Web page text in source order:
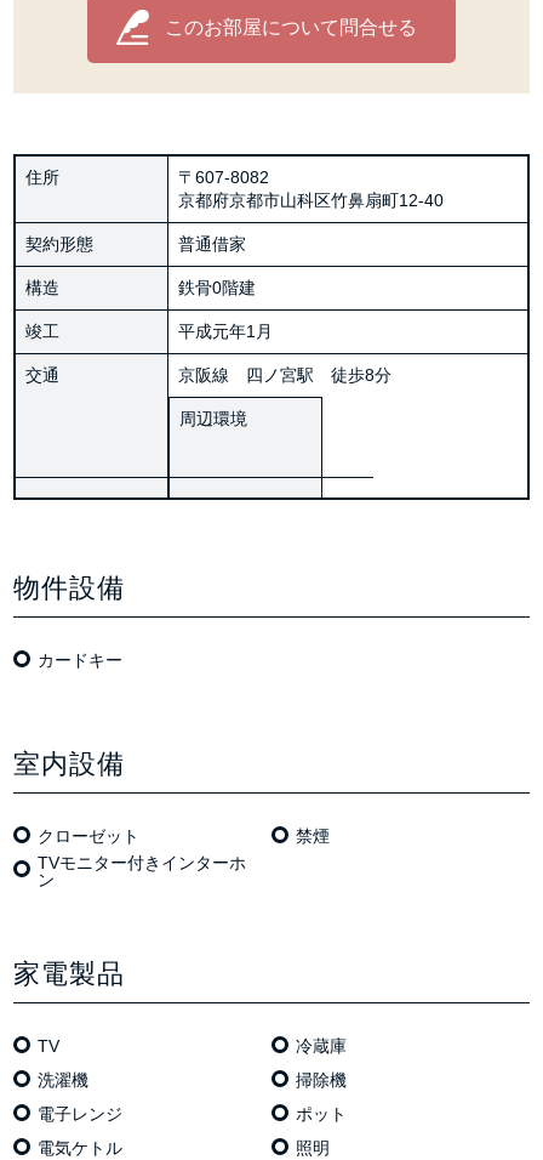
このお部屋について問合せる
住所
〒607-8082
京都府京都市山科区竹鼻扇町12-40
契約形態 普通借家
構造 鉄骨0階建
竣工 平成元年1月
交通 京阪線 四ノ宮駅 徒歩8分
周辺環境
物件設備
カードキー
室内設備
クローゼット
禁煙
TVモニター付きインターホ
ン
家電製品
TV
冷蔵庫
洗濯機
掃除機
電⼦レンジ
ポット
電気ケトル
照明